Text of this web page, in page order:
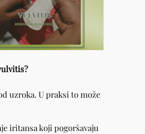
uzroka. U praksi to može
iritansa koji pogoršavaju